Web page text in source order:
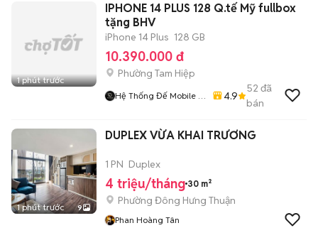
1 phút trước
IPHONE 14 PLUS 128 Q.tế Mỹ fullbox
tặng BHV
iPhone 14 Plus 128 GB
10.390.000 đ
Phường Tam Hiệp
Hệ Thống Đế Mobile -
4.9
52 đã
bán
1 phút trước 9
DUPLEX VỪA KHAI TRƯƠNG
1 PN Duplex
4 triệu/tháng 30 m²
Phường Đông Hưng Thuận
Phan Hoàng Tân